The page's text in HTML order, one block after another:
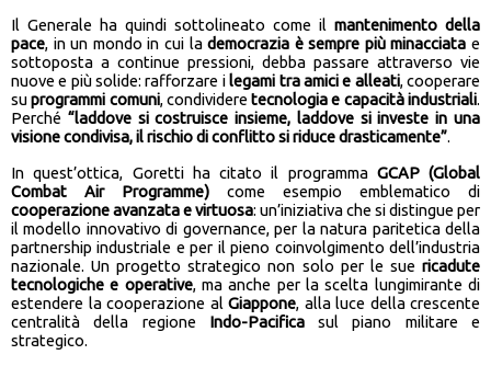
Il Generale ha quindi sottolineato come il mantenimento della
pace, in un mondo in cui lademocrazia è sempre più minacciata e
sottoposta a continue pressioni, debba passare attraverso vie
nuove e più solide: rafforzare ilegami tra amici e alleati, cooperare
suprogrammi comuni, condivideretecnologia e capacità industriali.
Perché “laddove si costruisce insieme, laddove si investe in una
visione condivisa, il rischio di conflitto si riduce drasticamente”.
In quest’ottica, Goretti ha citato il programma GCAP (Global
Combat Air Programme) come esempio emblematico di
cooperazione avanzata e virtuosa: un’iniziativa che si distingue per
il modello innovativo di governance, per la natura paritetica della
partnership industriale e per il pieno coinvolgimento dell’industria
nazionale. Un progetto strategico non solo per le sue ricadute
tecnologiche e operative, ma anche per la scelta lungimirante di
estendere la cooperazione al Giappone, alla luce della crescente
centralità della regione Indo-Pacificasul piano militare e
strategico.